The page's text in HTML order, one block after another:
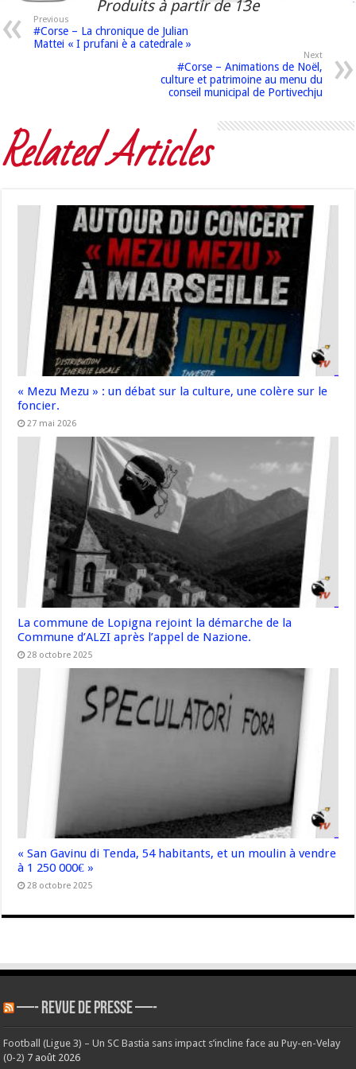
Produits à partir de 13e
Previous
#Corse – La chronique de Julian
Mattei « I prufani è a catedrale »
Next
#Corse – Animations de Noël,
culture et patrimoine au menu du
conseil municipal de Portivechju
Related Articles
« Mezu Mezu » : un débat sur la culture, une colère sur le
foncier.
27 mai 2026
La commune de Lopigna rejoint la démarche de la
Commune d’ALZI après l’appel de Nazione.
28 octobre 2025
« San Gavinu di Tenda, 54 habitants, et un moulin à vendre
à 1 250 000€ »
28 octobre 2025
—- REVUE DE PRESSE —-
Football (Ligue 3) – Un SC Bastia sans impact s’incline face au Puy-en-Velay
(0-2) 7 août 2026